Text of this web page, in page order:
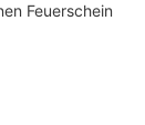
Feuerschein